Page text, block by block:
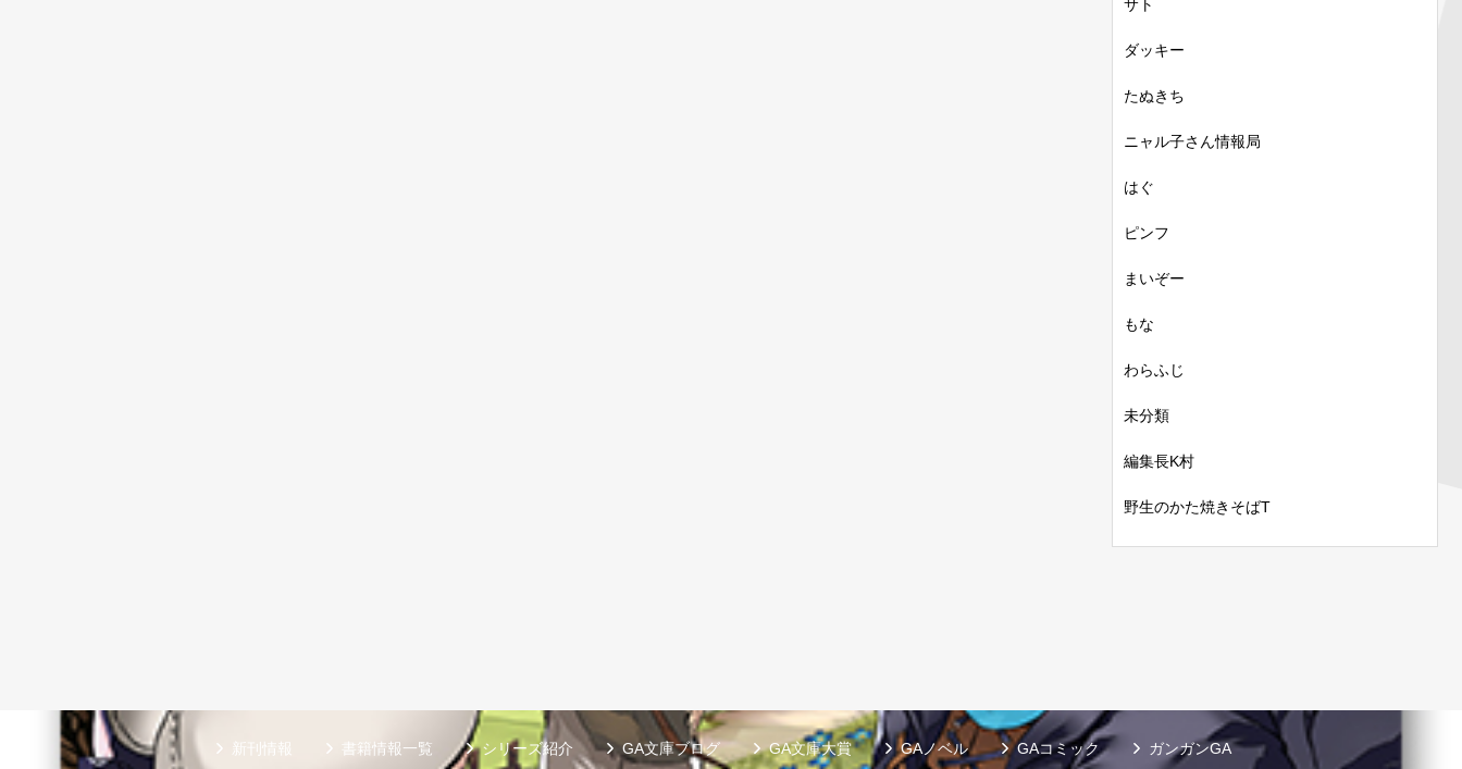
サト
ダッキー
たぬきち
ニャル子さん情報局
はぐ
ピンフ
まいぞー
もな
わらふじ
未分類
編集長K村
野生のかた焼きそばT
新刊情報 書籍情報一覧 シリーズ紹介 GA文庫ブログ GA文庫大賞 GAノベル GAコミック ガンガンGA